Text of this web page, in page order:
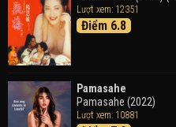
Lượt xem: 12351
Điểm 6.8
Pamasahe
Pamasahe (2022)
Lượt xem: 10881